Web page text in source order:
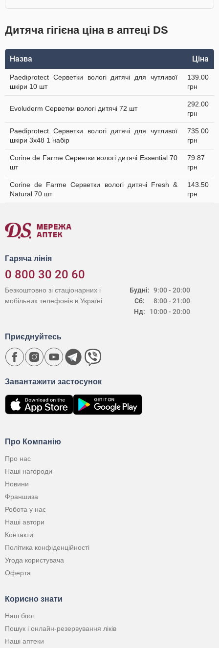
Дитяча гігієна ціна в аптеці DS
Назва Ціна
Paediprotect Серветки вологі дитячі для чутливої
шкіри 10 шт
139.00
грн
Evoluderm Серветки вологі дитячі 72 шт
292.00
грн
Paediprotect Серветки вологі дитячі для чутливої
шкіри 3х48 1 набір
735.00
грн
Corine de Farme Серветки вологі дитячі Essential 70
шт
79.87
грн
Corine de Farme Серветки вологі дитячі Fresh &
Natural 70 шт
143.50
грн
Гаряча лінія
0 800 30 20 60
Будні:
Сб:
Нд:
9:00 - 20:00
8:00 - 21:00
10:00 - 20:00
Безкоштовно зі стаціонарних і
мобільних телефонів в Україні
Про Компанію
Про нас
Наші нагороди
Новини
Франшиза
Робота у нас
Наші автори
Контакти
Політика конфіденційності
Угода користувача
Оферта
Корисно знати
Наш блог
Пошук і онлайн-резервування ліків
Наші аптеки
Завантажити застосунок
Приєднуйтесь